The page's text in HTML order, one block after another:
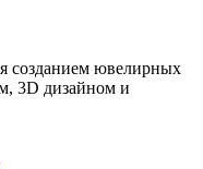
созданием ювелирных
3D дизайном и